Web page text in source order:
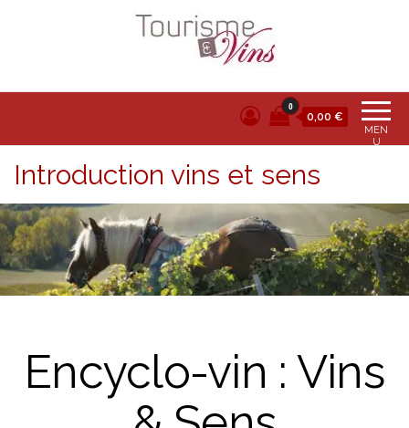
Tourisme et vins
MEN
U
0
0,00 €
Introduction vins et sens
Encyclo-vin : Vins